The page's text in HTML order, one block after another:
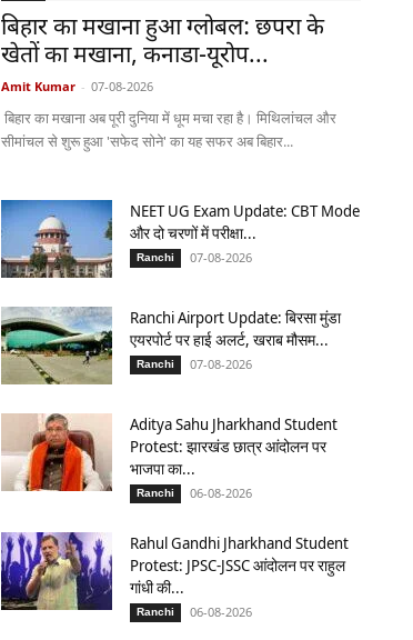
बिहार का मखाना हुआ ग्लोबल: छपरा के
खेतों का मखाना, कनाडा-यूरोप...
Amit Kumar - 07-08-2026
बिहार का मखाना अब पूरी दुनिया में धूम मचा रहा है। मिथिलांचल और
सीमांचल से शुरू हुआ 'सफेद सोने' का यह सफर अब बिहार...
NEET UG Exam Update: CBT Mode
और दो चरणों में परीक्षा...
Ranchi 07-08-2026
Ranchi Airport Update: बिरसा मुंडा
एयरपोर्ट पर हाई अलर्ट, खराब मौसम...
Ranchi 07-08-2026
Aditya Sahu Jharkhand Student
Protest: झारखंड छात्र आंदोलन पर
भाजपा का...
Ranchi 06-08-2026
Rahul Gandhi Jharkhand Student
Protest: JPSC-JSSC आंदोलन पर राहुल
गांधी की...
Ranchi 06-08-2026